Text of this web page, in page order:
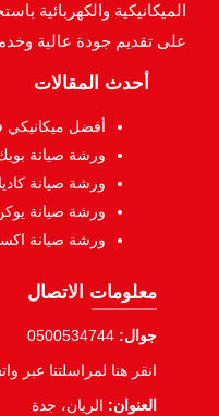
الميكانيكية والكهربائية
على تقديم جودة عالية
أحدث المقالات
أفضل
ورشة صيانة
ورشة صيانة
ورشة صيانة
ورشة صيانة
معلومات الاتصال
جوال: 0500534744
انقر هنا لمراسلتنا عبر
العنوان: الريان، جدة